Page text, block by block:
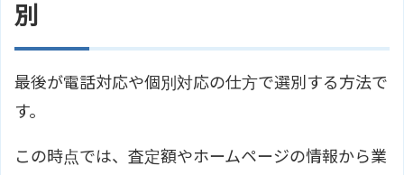
別
最後が電話対応や個別対応の仕方で選別する方法で
す。
この時点では、査定額やホームページの情報から業